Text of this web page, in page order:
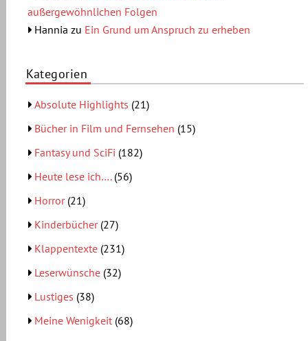
außergewöhnlichen Folgen
Hannia zu Ein Grund um Anspruch zu erheben
Kategorien
Absolute Highlights (21)
Bücher in Film und Fernsehen (15)
Fantasy und SciFi (182)
Heute lese ich….(56)
Horror(21)
Kinderbücher(27)
Klappentexte (231)
Leserwünsche (32)
Lustiges (38)
Meine Wenigkeit (68)